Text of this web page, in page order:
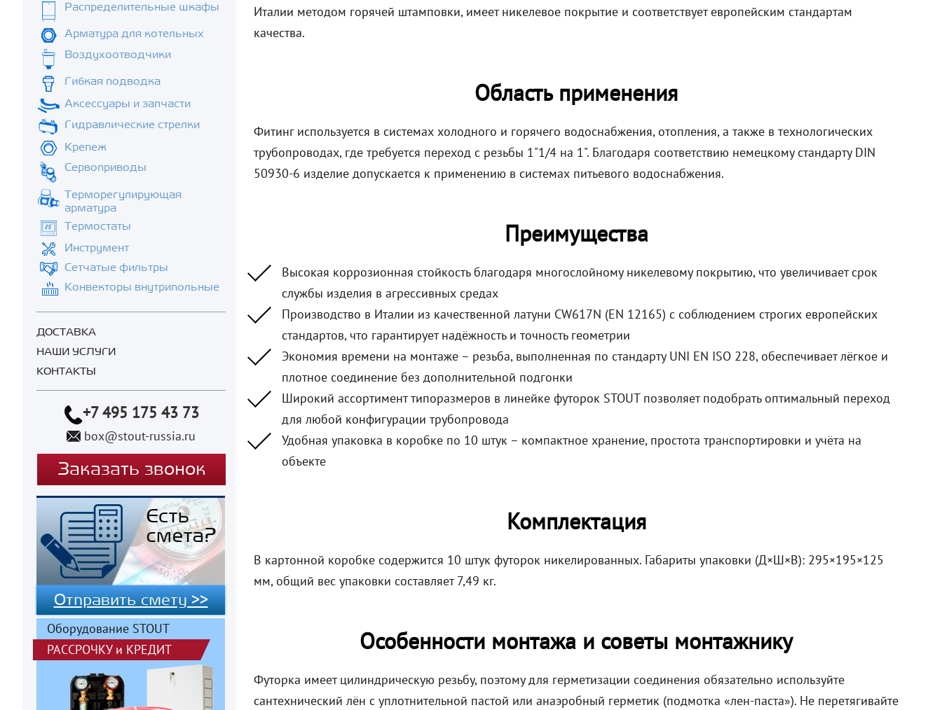
Распределительные шкафы
Арматура для котельных
Воздухоотводчики
Гибкая подводка
Аксессуары и запчасти
Гидравлические стрелки
Крепеж
Сервоприводы
Терморегулирующая
арматура
Термостаты
Инструмент
Сетчатые фильтры
Конвекторы внутрипольные
ДОСТАВКА
НАШИ УСЛУГИ
КОНТАКТЫ
+7 495 175 43 73
box@stout-russia.ru
Заказать звонок
Отправить смету >>
Оборудование STOUT
РАССРОЧКУи КРЕДИТ
Италии методом горячей штамповки, имеет никелевое покрытие и соответствует европейским стандартам
качества.
Область применения
Фитинг используется в системах холодного и горячего водоснабжения, отопления, а также в технологических
трубопроводах, где требуется переход с резьбы 1"1/4 на 1". Благодаря соответствию немецкому стандарту DIN
50930-6 изделие допускается к применению в системах питьевого водоснабжения.
Преимущества
Высокая коррозионная стойкость благодаря многослойному никелевому покрытию, что увеличивает срок
службы изделия в агрессивных средах
Производство в Италии из качественной латуни CW617N (EN 12165) с соблюдением строгих европейских
стандартов, что гарантирует надёжность и точность геометрии
Экономия времени на монтаже – резьба, выполненная по стандарту UNI EN ISO 228, обеспечивает лёгкое и
плотное соединение без дополнительной подгонки
Широкий ассортимент типоразмеров в линейке футорок STOUT позволяет подобрать оптимальный переход
для любой конфигурации трубопровода
Удобная упаковка в коробке по 10 штук – компактное хранение, простота транспортировки и учёта на
объекте
Комплектация
В картонной коробке содержится 10 штук футорок никелированных. Габариты упаковки (Д×Ш×В): 295×195×125
мм, общий вес упаковки составляет 7,49 кг.
Особенности монтажа и советы монтажнику
Футорка имеет цилиндрическую резьбу, поэтому для герметизации соединения обязательно используйте
сантехнический лён с уплотнительной пастой или анаэробный герметик (подмотка «лен-паста»). Не перетягивайте